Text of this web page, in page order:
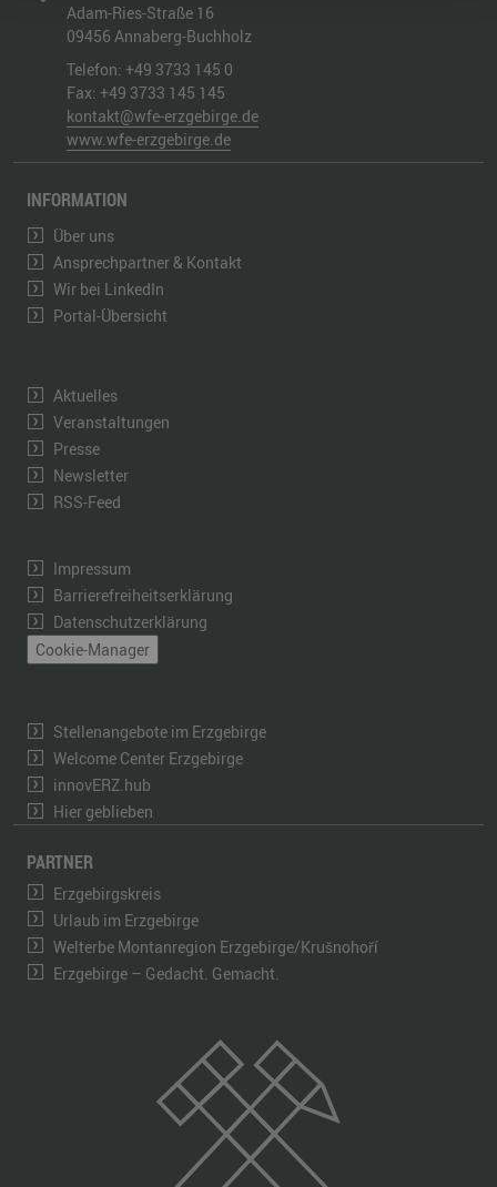
Adam-Ries-Straße 16
09456 Annaberg-Buchholz
Telefon: +49 3733 145 0
Fax: +49 3733 145 145
kontakt@wfe-erzgebirge.de
www.wfe-erzgebirge.de
INFORMATION
Über uns
Ansprechpartner & Kontakt
Wir bei LinkedIn
Portal-Übersicht
Aktuelles
Veranstaltungen
Presse
Newsletter
RSS-Feed
Impressum
Barrierefreiheitserklärung
Datenschutzerklärung
Cookie-Manager
Stellenangebote im Erzgebirge
Welcome Center Erzgebirge
innovERZ.hub
Hier geblieben
PARTNER
Erzgebirgskreis
Urlaub im Erzgebirge
Welterbe Montanregion Erzgebirge/Krušnohoří
Erzgebirge – Gedacht. Gemacht.